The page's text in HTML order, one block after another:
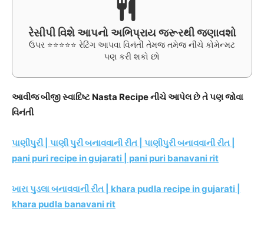
રેસીપી વિશે આપનો અભિપ્રાય જરૂરથી જણાવશો
ઉપર ⭐⭐⭐⭐⭐ રેટિંગ આપવા વિનંતી તેમજ તમેજ નીચે કોમેન્મટ
પણ કરી શકો છો
આવીજ બીજી સ્વાદિષ્ટ Nasta Recipe નીચે આપેલ છે તે પણ જોવા
વિનંતી
પાણીપુરી | પાણી પુરી બનાવવાની રીત | પાણીપુરી બનાવવાની રીત |
pani puri recipe in gujarati | pani puri banavani rit
ખારા પુડલા બનાવવાની રીત | khara pudla recipe in gujarati |
khara pudla banavani rit